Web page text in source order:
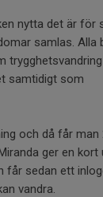
nytta det är för
samlas. Alla
samtidigt som
och då får man
ger en kort
får sedan ett
vandra.